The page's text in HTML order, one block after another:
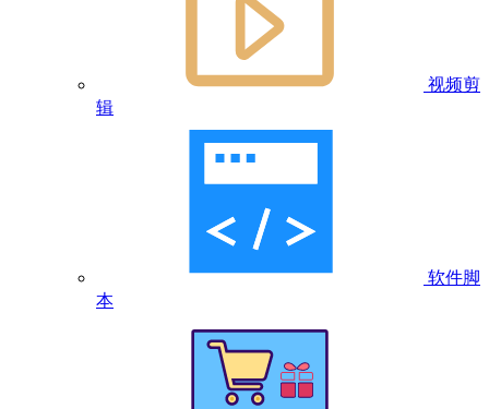
视频剪
辑
软件脚
本